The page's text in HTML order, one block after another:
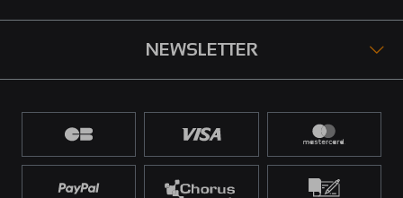
NEWSLETTER